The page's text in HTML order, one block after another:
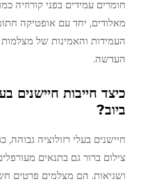
חומרים עמידים בפני קורוזיה
מאלודים, יחד עם אופטיקה
העמידות והאמינות של מצלמות
העדשה.
כיצד חייבות חיישנים
ביוב?
צילום ברור גם בתנאים
ושגיאות. הם מצלמים פרטים